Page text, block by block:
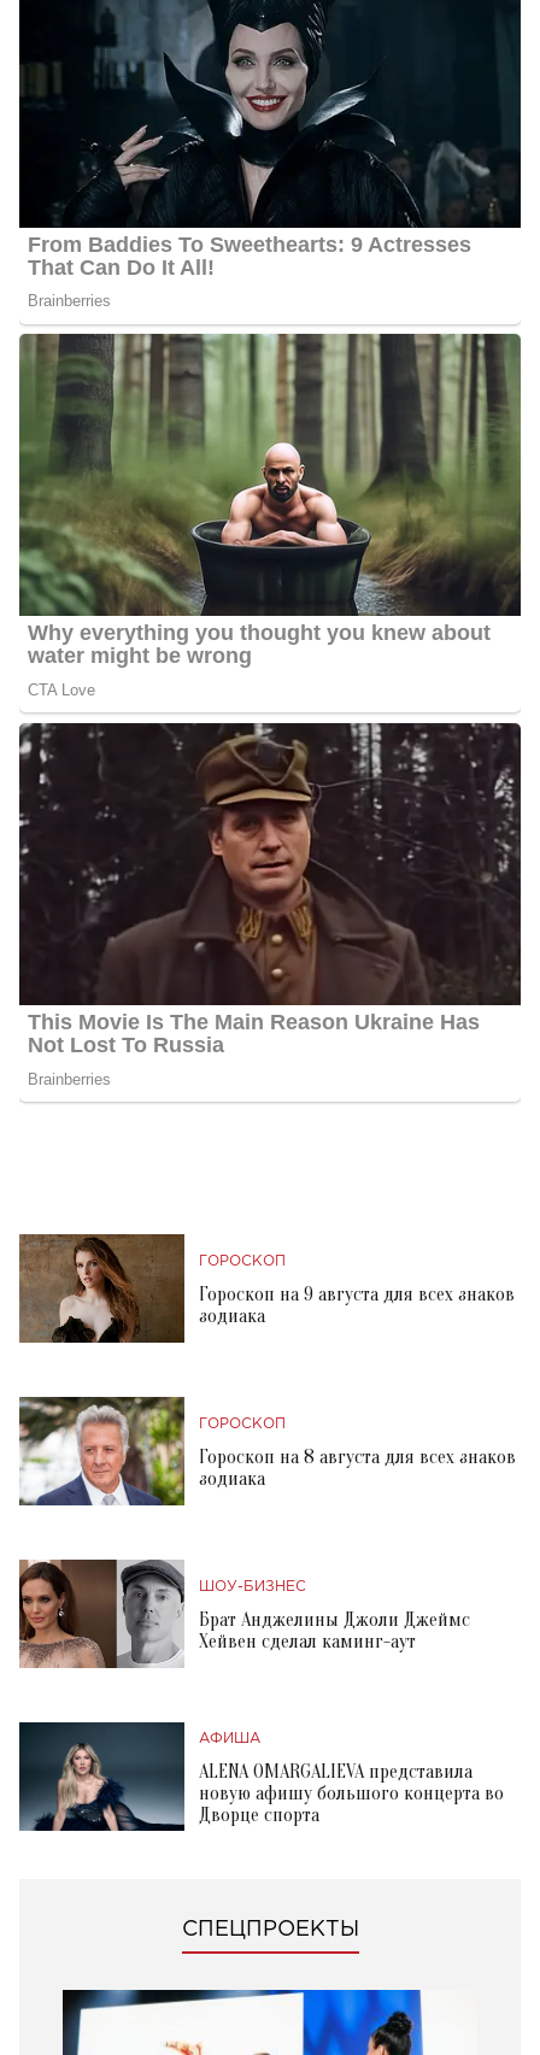
ГОРОСКОП
Гороскоп на 9 августа для всех знаков
зодиака
ГОРОСКОП
Гороскоп на 8 августа для всех знаков
зодиака
ШОУ-БИЗНЕС
Брат Анджелины Джоли Джеймс
Хейвен сделал каминг-аут
АФИША
ALENA OMARGALIEVA представила
новую афишу большого концерта во
Дворце спорта
СПЕЦПРОЕКТЫ